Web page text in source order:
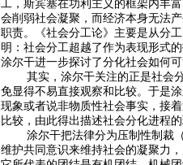
工，斯宾塞在功利主义的框架内丰
会削弱社会凝聚，而经济本身无法
职责。《社会分工论》主要是从分
明：社会分工超越了作为表现形式
涂尔干进一步探讨了分化社会如何
其实，涂尔干关注的正是社会分
免显得不易直接观察和比较。于是
现象或者说非物质性社会事实，接
比较，由此得出描述社会分化进程
涂尔干把法律分为压制性制裁（
维护共同意识来维持社会的凝聚力